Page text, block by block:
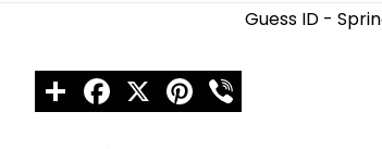
Guess ID -
ShareFacebook
X Pinterest